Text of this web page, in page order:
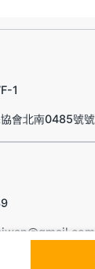
1
會北南0485號號